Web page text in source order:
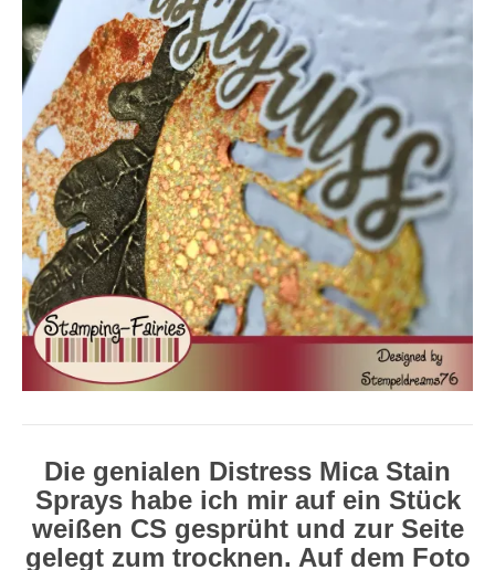
Die genialen Distress Mica Stain
Sprays habe ich mir auf ein Stück
weißen CS gesprüht und zur Seite
gelegt zum trocknen. Auf dem Foto